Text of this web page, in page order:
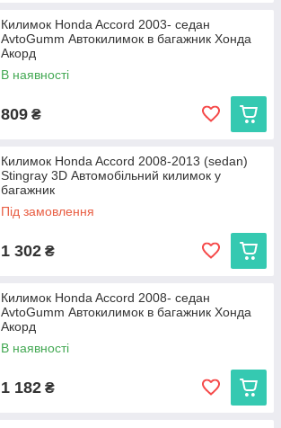
Килимок Honda Accord 2003- седан
AvtoGumm Автокилимок в багажник Хонда
Акорд
В наявності
809 ₴
Килимок Honda Accord 2008-2013 (sedan)
Stingray 3D Автомобільний килимок у
багажник
Під замовлення
1 302 ₴
Килимок Honda Accord 2008- седан
AvtoGumm Автокилимок в багажник Хонда
Акорд
В наявності
1 182 ₴